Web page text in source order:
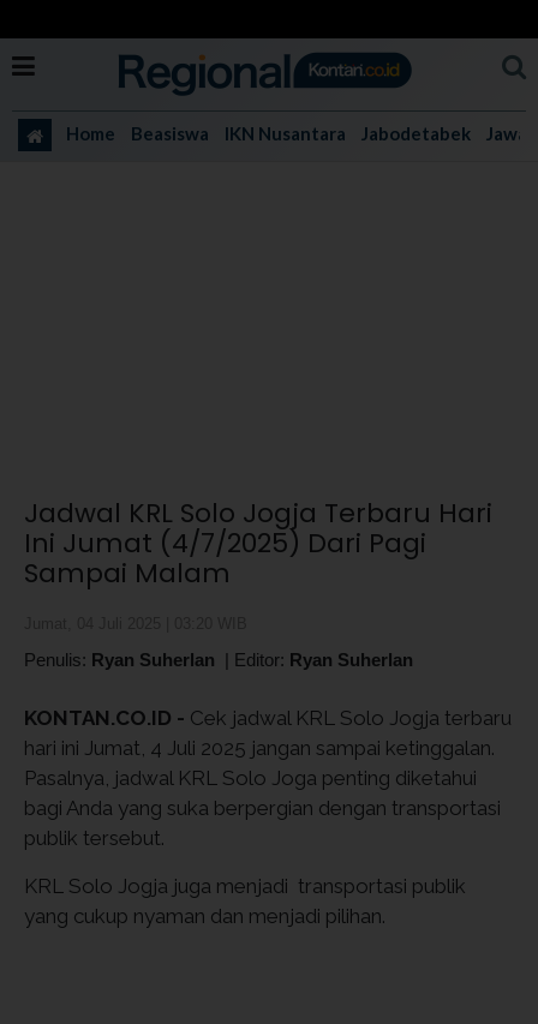
Home Beasiswa IKN Nusantara Jabodetabek Jawa
Jadwal KRL Solo Jogja Terbaru Hari
Ini Jumat (4/7/2025) Dari Pagi
Sampai Malam
Penulis: Ryan Suherlan | Editor: Ryan Suherlan
KONTAN.CO.ID - Cek jadwal KRL Solo Jogja terbaru
hari ini Jumat, 4 Juli 2025 jangan sampai ketinggalan.
Pasalnya, jadwal KRL Solo Joga penting diketahui
bagi Anda yang suka berpergian dengan transportasi
publik tersebut.
KRL Solo Jogja juga menjadi transportasi publik
yang cukup nyaman dan menjadi pilihan.